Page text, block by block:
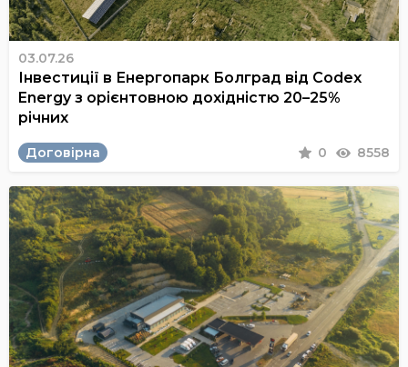
03.07.26
Інвестиції в Енергопарк Болград від Codex
Energy з орієнтовною дохідністю 20–25%
річних
Договірна 0 8558